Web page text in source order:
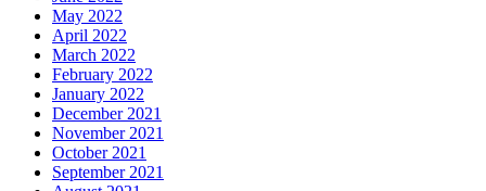
May 2022
April 2022
March 2022
February 2022
January 2022
December 2021
November 2021
October 2021
September 2021